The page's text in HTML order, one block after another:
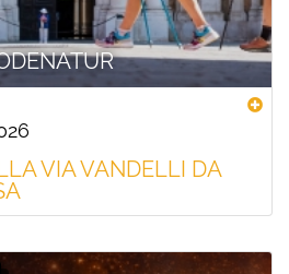
VIA VANDELLI DA